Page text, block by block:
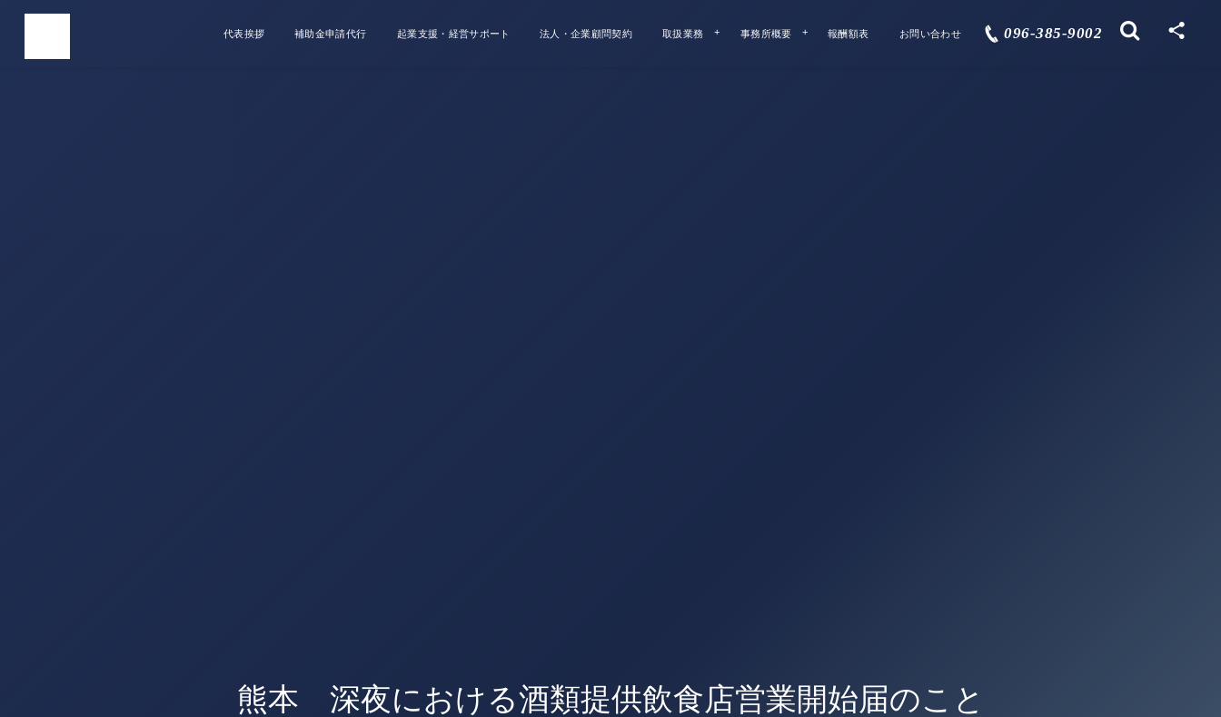
代表挨拶 補助金申請代行 起業支援・経営サポート 法人・企業顧問契約 取扱業務 事務所概要 報酬額表 お問い合わせ 096-385-9002
熊本 深夜における酒類提供飲食店営業開始届のこと